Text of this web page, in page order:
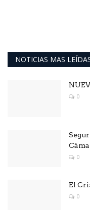
NOTICIAS MAS
0
0
El
0